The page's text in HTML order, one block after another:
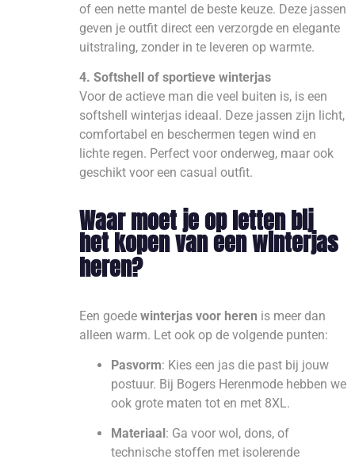
of een nette mantel de beste keuze. Deze jassen
geven je outfit direct een verzorgde en elegante
uitstraling, zonder in te leveren op warmte.
4. Softshell of sportieve winterjas
Voor de actieve man die veel buiten is, is een
softshell winterjas ideaal. Deze jassen zijn licht,
comfortabel en beschermen tegen wind en
lichte regen. Perfect voor onderweg, maar ook
geschikt voor een casual outfit.
Waar moet je op letten bij
het kopen van een winterjas
heren?
Een goede winterjas voor heren is meer dan
alleen warm. Let ook op de volgende punten:
Pasvorm: Kies een jas die past bij jouw
postuur. Bij Bogers Herenmode hebben we
ook grote maten tot en met 8XL.
Materiaal : Ga voor wol, dons, of
technische stoffen met isolerende